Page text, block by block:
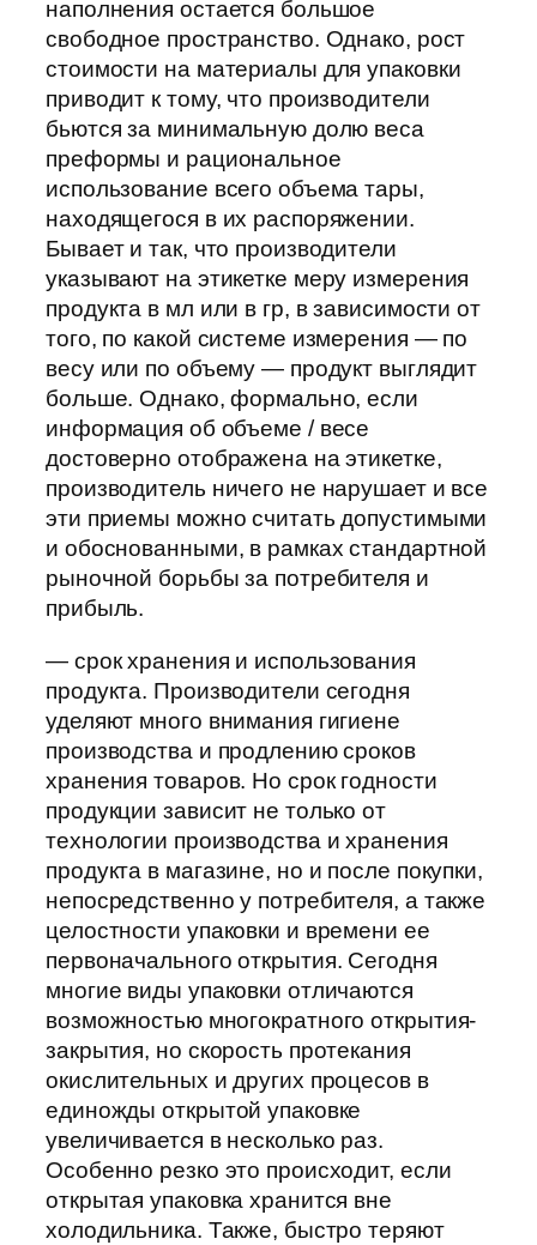
наполнения остается большое
свободное пространство. Однако, рост
стоимости на материалы для упаковки
приводит к тому, что производители
бьются за минимальную долю веса
преформы и рациональное
использование всего объема тары,
находящегося в их распоряжении.
Бывает и так, что производители
указывают на этикетке меру измерения
продукта в мл или в гр, в зависимости от
того, по какой системе измерения — по
весу или по объему — продукт выглядит
больше. Однако, формально, если
информация об объеме / весе
достоверно отображена на этикетке,
производитель ничего не нарушает и все
эти приемы можно считать допустимыми
и обоснованными, в рамках стандартной
рыночной борьбы за потребителя и
прибыль.
— срок хранения и использования
продукта. Производители сегодня
уделяют много внимания гигиене
производства и продлению сроков
хранения товаров. Но срок годности
продукции зависит не только от
технологии производства и хранения
продукта в магазине, но и после покупки,
непосредственно у потребителя, а также
целостности упаковки и времени ее
первоначального открытия. Сегодня
многие виды упаковки отличаются
возможностью многократного открытия-
закрытия, но скорость протекания
окислительных и других процесов в
единожды открытой упаковке
увеличивается в несколько раз.
Особенно резко это происходит, если
открытая упаковка хранится вне
холодильника. Также, быстро теряют